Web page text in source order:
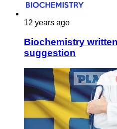
12 years ago
Biochemistry
suggestion